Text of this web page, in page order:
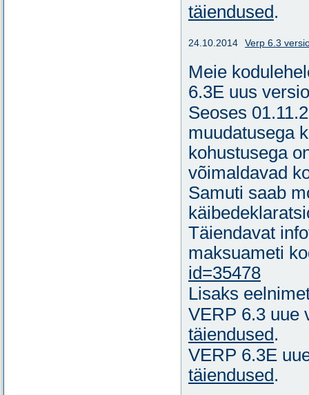
täiendused.
24.10.2014 Verp 6.3
Meie
6.3E uus
Seoses
muudatusega
kohustusega
võimaldavad
Samuti saab
Täiendavat
maksuameti
id=35478
Lisaks
VERP 6.3 uue
täiendused.
VERP 6.3E
täiendused.